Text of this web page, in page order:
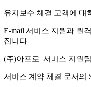
유지보수 체결 고객에 대
E-mail 서비스 지원과 원
집니다.
(주)아프로 서비스 지원
서비스 계약 체결 문서의